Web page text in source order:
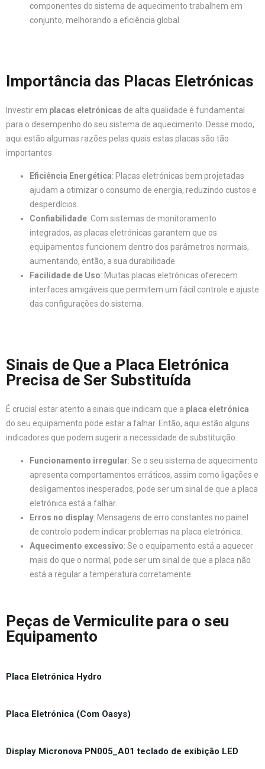
componentes do sistema de aquecimento trabalhem em
conjunto, melhorando a eficiência global.
Importância das Placas Eletrónicas
Investir em placas eletrónicas de alta qualidade é fundamental
para o desempenho do seu sistema de aquecimento. Desse modo,
aqui estão algumas razões pelas quais estas placas são tão
importantes:
Eficiência Energética: Placas eletrónicas bem projetadas
ajudam a otimizar o consumo de energia, reduzindo custos e
desperdícios.
Confiabilidade: Com sistemas de monitoramento
integrados, as placas eletrónicas garantem que os
equipamentos funcionem dentro dos parâmetros normais,
aumentando, então, a sua durabilidade.
Facilidade de Uso: Muitas placas eletrónicas oferecem
interfaces amigáveis que permitem um fácil controle e ajuste
das configurações do sistema.
Sinais de Que a Placa Eletrónica
Precisa de Ser Substituída
É crucial estar atento a sinais que indicam que a placa eletrónica
do seu equipamento pode estar a falhar. Então, aqui estão alguns
indicadores que podem sugerir a necessidade de substituição:
Funcionamento irregular: Se o seu sistema de aquecimento
apresenta comportamentos erráticos, assim como ligações e
desligamentos inesperados, pode ser um sinal de que a placa
eletrónica está a falhar.
Erros no display: Mensagens de erro constantes no painel
de controlo podem indicar problemas na placa eletrónica.
Aquecimento excessivo: Se o equipamento está a aquecer
mais do que o normal, pode ser um sinal de que a placa não
está a regular a temperatura corretamente.
Peças de Vermiculite para o seu
Equipamento
Placa Eletrónica Hydro
Placa Eletrónica (Com Oasys)
Display Micronova PN005_A01 teclado de exibição LED